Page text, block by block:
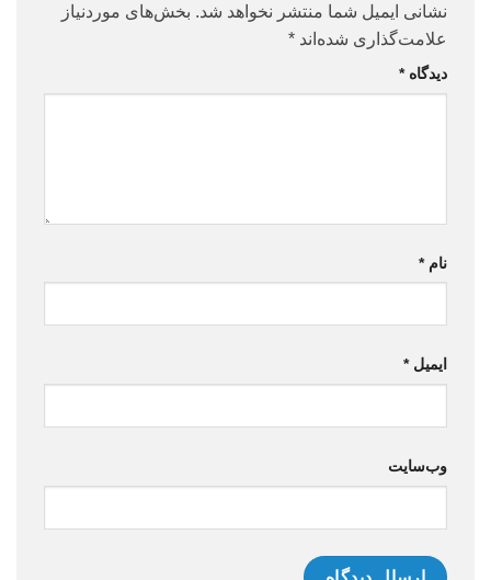
نشانی ایمیل شما منتشر نخواهد شد. بخش‌های موردنیاز
علامت‌گذاری شده‌اند *
دیدگاه*
نام*
ایمیل*
وب‌سایت